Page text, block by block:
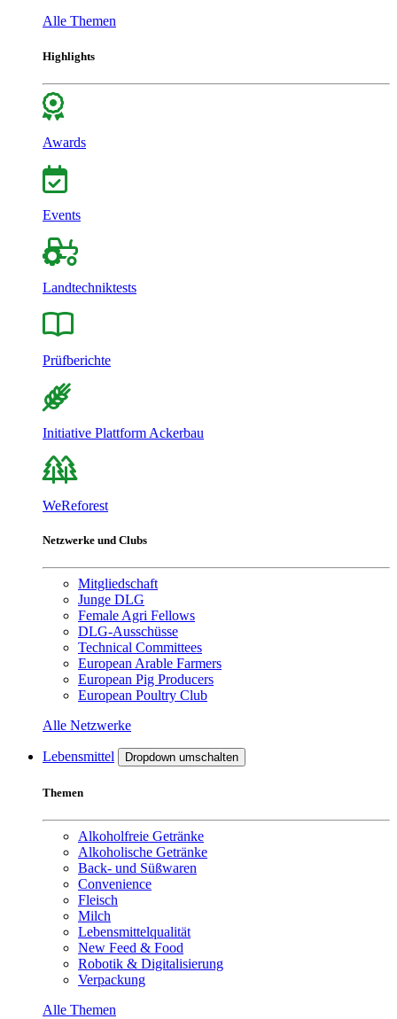
Alle Themen
Highlights
Awards
Events
Landtechniktests
Prüfberichte
Initiative Plattform Ackerbau
WeReforest
Netzwerke und Clubs
Mitgliedschaft
Junge DLG
Female Agri Fellows
DLG-Ausschüsse
Technical Committees
European Arable Farmers
European Pig Producers
European Poultry Club
Alle Netzwerke
Lebensmittel Dropdown umschalten
Themen
Alkoholfreie Getränke
Alkoholische Getränke
Back- und Süßwaren
Convenience
Fleisch
Milch
Lebensmittelqualität
New Feed & Food
Robotik & Digitalisierung
Verpackung
Alle Themen